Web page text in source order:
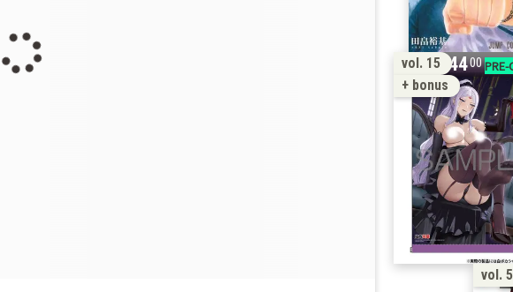
vol. 15
+ bonus
4400
vol. 5